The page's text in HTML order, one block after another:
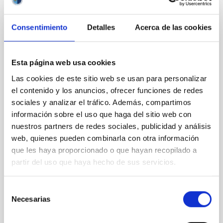
Consentimiento Detalles Acerca de las cookies
Esta página web usa cookies
Las cookies de este sitio web se usan para personalizar
el contenido y los anuncios, ofrecer funciones de redes
sociales y analizar el tráfico. Además, compartimos
información sobre el uso que haga del sitio web con
nuestros partners de redes sociales, publicidad y análisis
web, quienes pueden combinarla con otra información
que les haya proporcionado o que hayan recopilado a
partir del uso que haya hecho de sus servicios.
Necesarias
galaxies at 1.2 ≲ z ≲ 2.2: Age, Fe-, and
Mg-abundance gradients from JWST-
SUSPENSE
Spatially resolved stellar populations of massive
quiescent galaxies at cosmic noon provide powerful
insights into star-formation quenching and stellar
mass assembly mechanisms. Previous photometric
studies have revealed that the cores of these
galaxies are redder than their outskirts. However,